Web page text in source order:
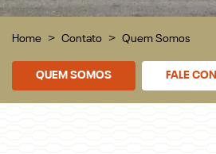
Home Contato Quem Somos
FALE
QUEM SOMOS